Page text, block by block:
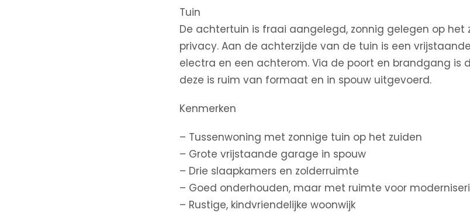
Tuin
De achtertuin is fraai aangelegd, zonnig gelegen op het
privacy. Aan de achterzijde van de tuin is een
electra en een achterom. Via de poort en brandgang is
deze is ruim van formaat en in spouw uitgevoerd.
Kenmerken
– Tussenwoning met zonnige tuin op het zuiden
– Grote vrijstaande garage in spouw
– Drie slaapkamers en zolderruimte
– Goed onderhouden, maar met ruimte voor
– Rustige, kindvriendelijke woonwijk